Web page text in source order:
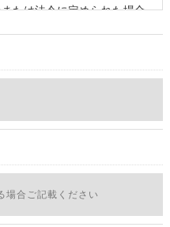
たは法令に定められた場合
ることはいたしません。
保護契約等の措置をとり、
れないよう、適切に安全管